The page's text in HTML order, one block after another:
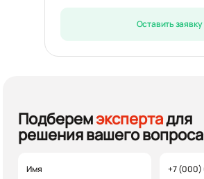
Оставить заявку
Подберемэкспертадля
решения вашего вопроса